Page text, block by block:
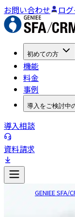
お問い合わせ ロ
初めての方
機能
料金
事例
導入をご検討中
導入相談
資料請求
GENIEE SFA/